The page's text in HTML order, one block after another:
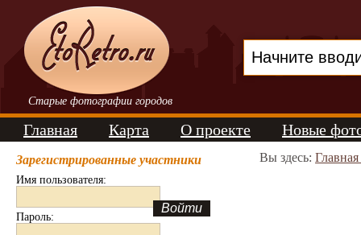
Старые фотографии городов
Главная Карта О проекте Новые
Зарегистрированные участники
Имя пользователя:
Пароль:
Вы здесь: